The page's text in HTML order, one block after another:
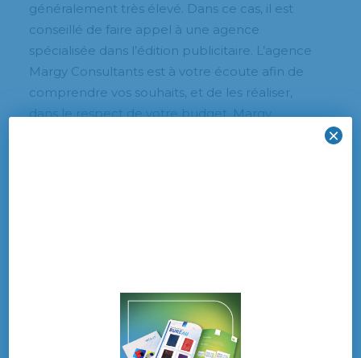
généralement très élevé. Dans ce cas, il est
conseillé de faire appel à une agence
spécialisée dans l’édition publicitaire. L’agence
Margy Consultants est à votre écoute afin de
comprendre vos souhaits, et de les réaliser,
dans le respect de votre budget. Margy
Concrètement, et afin d’obtenir une publicité
réussie, l’agence vous propose d’analyser vos
particularités et de cibler ensemble vos
×